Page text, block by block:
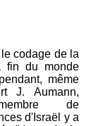
codage de la
fin du monde
même
J. Aumann,
de
d'Israël y a